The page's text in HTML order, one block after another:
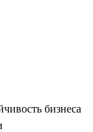
бизнеса